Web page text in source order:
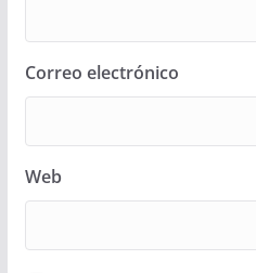
Correo electrónico
Web